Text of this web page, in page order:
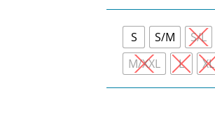
S S/M S/L
M/XXL
L XL